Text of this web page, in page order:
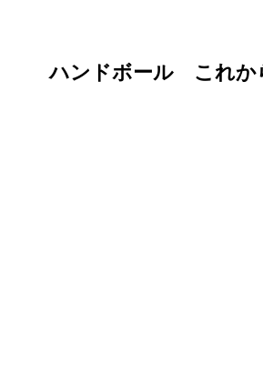
ハンドボール これか